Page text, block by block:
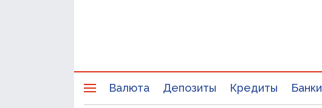
Валюта Депозиты Кредиты Банки